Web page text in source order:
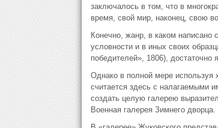
заключалось в том, что в
время, свой мир, наконец, свою
Конечно, жанр, в каком написано
условности и в иных своих
победителей», 1806),
Однако в полной мере используя
считается здесь с налагаемыми
создать целую галерею
Военная галерея Зимнего дворца.